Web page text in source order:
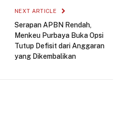
NEXT ARTICLE
Serapan APBN Rendah,
Menkeu Purbaya Buka Opsi
Tutup Defisit dari Anggaran
yang Dikembalikan